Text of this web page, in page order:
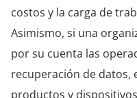
costos y la carga de
Asimismo, si una
por su cuenta las
recuperación de datos,
productos y